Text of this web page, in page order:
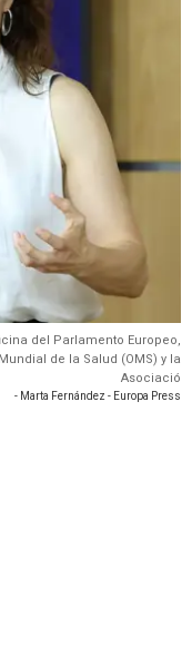
del Parlamento Europeo,
de la Salud (OMS) y la
Asociació
- Marta Fernández - Europa Press